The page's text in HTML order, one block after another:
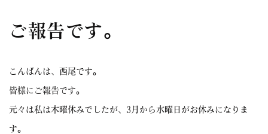
ご報告です。
こんばんは、西尾です。
皆様にご報告です。
元々は私は木曜休みでしたが、3月から水曜日がお休みになりま
す。